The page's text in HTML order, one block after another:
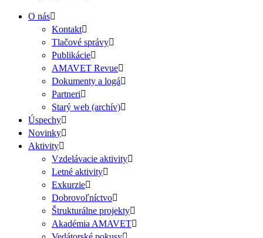
O nás
Kontakt
Tlačové správy
Publikácie
AMAVET Revue
Dokumenty a logá
Partneri
Starý web (archív)
Úspechy
Novinky
Aktivity
Vzdelávacie aktivity
Letné aktivity
Exkurzie
Dobrovoľníctvo
Štrukturálne projekty
Akadémia AMAVET